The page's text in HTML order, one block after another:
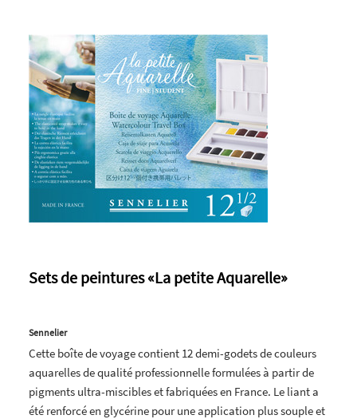
Sets de peintures «La petite Aquarelle»
Sennelier
Cette boîte de voyage contient 12 demi-godets de couleurs
aquarelles de qualité professionnelle formulées à partir de
pigments ultra-miscibles et fabriquées en France. Le liant a
été renforcé en glycérine pour une application plus souple et